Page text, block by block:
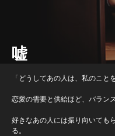
嘘
「どうしてあの人は、私のこと
恋愛の需要と供給ほど、バラン
好きなあの人には振り向いても
る。